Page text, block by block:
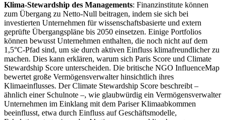
Klima-Stewardship des Managements: Finanzinstitute können
zum Übergang zu Netto-Null beitragen, indem sie sich bei
investierten Unternehmen für wissenschaftsbasierte und extern
geprüfte Übergangspläne bis 2050 einsetzen. Einige Portfolios
können bewusst Unternehmen enthalten, die noch nicht auf dem
1,5°C-Pfad sind, um sie durch aktiven Einfluss klimafreundlicher zu
machen. Dies kann erklären, warum sich Paris Score und Climate
Stewardship Score unterscheiden. Die britische NGO InfluenceMap
bewertet große Vermögensverwalter hinsichtlich ihres
Klimaeinflusses. Der Climate Stewardship Score beschreibt –
ähnlich einer Schulnote –, wie glaubwürdig ein Vermögensverwalter
Unternehmen im Einklang mit dem Pariser Klimaabkommen
beeinflusst, etwa durch Einfluss auf Geschäftsmodelle,